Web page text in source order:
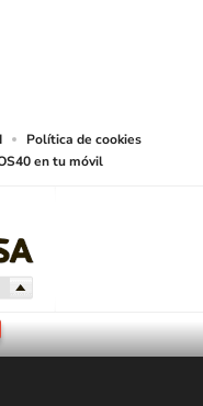
Política de cookies
en tu móvil